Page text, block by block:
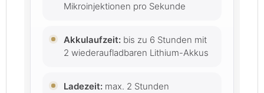
Mikroinjektionen pro Sekunde
Akkulaufzeit: bis zu 6 Stunden mit
2 wiederaufladbaren Lithium-Akkus
Ladezeit: max. 2 Stunden